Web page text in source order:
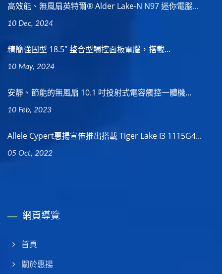
高效能、無風扇英特爾® Alder Lake-N N97 迷你電腦...
10 Dec, 2024
精簡強固型 18.5" 整合型觸控面板電腦，搭載...
10 May, 2024
安靜、節能的無風扇 10.1 吋投射式電容觸控一體機...
10 Feb, 2023
Allele Cypert惠揚宣佈推出搭載 Tiger Lake I3 1115G4...
05 Oct, 2022
網頁導覽
首頁
關於惠揚